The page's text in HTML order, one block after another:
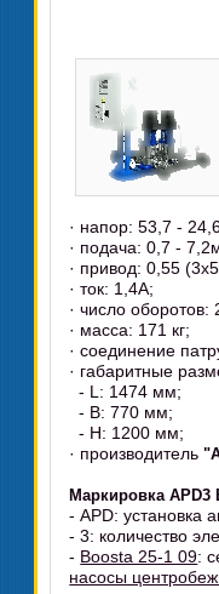
· напор: 53,7 -
· подача: 0,7 -
· привод: 0,55
· ток: 1,4А;
· число оборотов:
· масса: 171 кг;
· соединение
· габаритные
- L: 1474 мм;
- B: 770 мм;
- H: 1200 мм;
· производитель
Маркировка APD3
- APD: установка
- 3: количество
- Boosta 25-1 09:
насосы